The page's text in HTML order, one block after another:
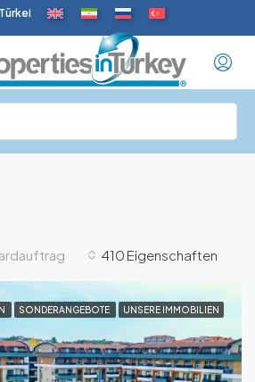
410 Eigenschaften
SONDERANGEBOTE UNSERE IMMOBILIEN